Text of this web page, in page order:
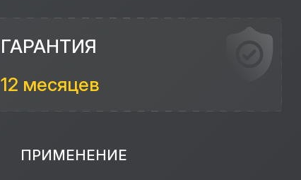
ГАРАНТИЯ
12 месяцев
ПРИМЕНЕНИЕ